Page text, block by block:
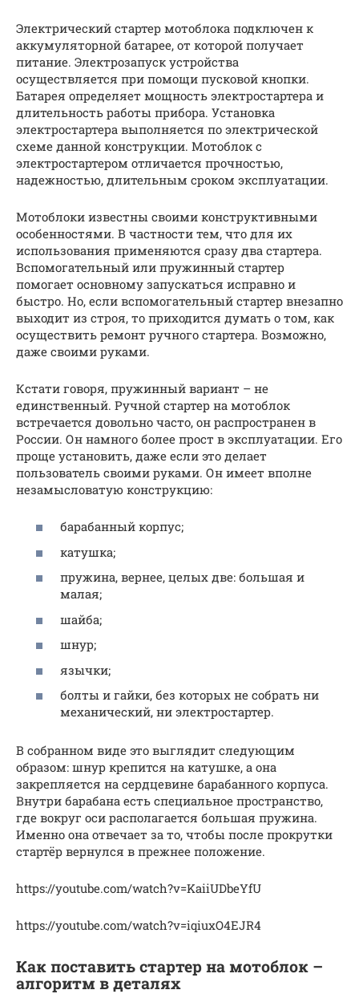
Электрический стартер мотоблока подключен к
аккумуляторной батарее, от которой получает
питание. Электрозапуск устройства
осуществляется при помощи пусковой кнопки.
Батарея определяет мощность электростартера и
длительность работы прибора. Установка
электростартера выполняется по электрической
схеме данной конструкции. Мотоблок с
электростартером отличается прочностью,
надежностью, длительным сроком эксплуатации.
Мотоблоки известны своими конструктивными
особенностями. В частности тем, что для их
использования применяются сразу два стартера.
Вспомогательный или пружинный стартер
помогает основному запускаться исправно и
быстро. Но, если вспомогательный стартер внезапно
выходит из строя, то приходится думать о том, как
осуществить ремонт ручного стартера. Возможно,
даже своими руками.
Кстати говоря, пружинный вариант – не
единственный. Ручной стартер на мотоблок
встречается довольно часто, он распространен в
России. Он намного более прост в эксплуатации. Его
проще установить, даже если это делает
пользователь своими руками. Он имеет вполне
незамысловатую конструкцию:
барабанный корпус;
катушка;
пружина, вернее, целых две: большая и
малая;
шайба;
шнур;
язычки;
болты и гайки, без которых не собрать ни
механический, ни электростартер.
В собранном виде это выглядит следующим
образом: шнур крепится на катушке, а она
закрепляется на сердцевине барабанного корпуса.
Внутри барабана есть специальное пространство,
где вокруг оси располагается большая пружина.
Именно она отвечает за то, чтобы после прокрутки
стартёр вернулся в прежнее положение.
https://youtube.com/watch?v=KaiiUDbeYfU
https://youtube.com/watch?v=iqiuxO4EJR4
Как поставить стартер на мотоблок –
алгоритм в деталях